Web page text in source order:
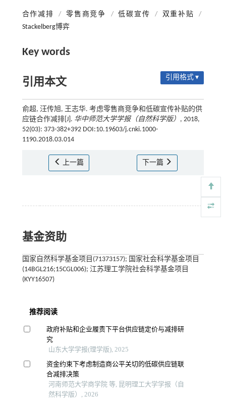
合作减排 / 零售商竞争 / 低碳宣传 / 双重补贴
/
Stackelberg博弈
Key words
引用本文 引用格式 ▾
俞超, 汪传旭, 王志华. 考虑零售商竞争和低碳宣传补贴的供
应链合作减排[J]. 华中师范大学学报（自然科学版） , 2018,
52(03): 373-382+392 DOI:10.19603/j.cnki.1000-
1190.2018.03.014
上一篇 下一篇
基金资助
国家自然科学基金项目(71373157); 国家社会科学基金项目
(14BGL216;15CGL006); 江苏理工学院社会科学基金项目
(KYY16507)